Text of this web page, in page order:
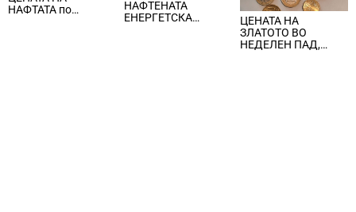
НАФТАТА по
НАФТЕНАТА
ЕНЕРГЕТСКА
ЦЕНАТА НА
ЗЛАТОТО ВО
НЕДЕЛЕН ПАД,